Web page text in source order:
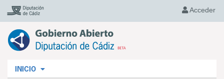
Acceder
INICIO